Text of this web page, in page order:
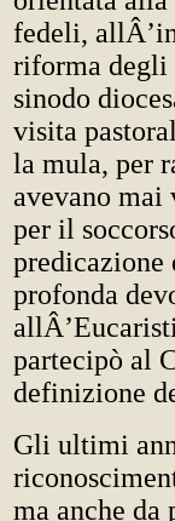
fedeli,
riforma degli
sinodo
visita
la mula, per
avevano mai
per il
profonda
partecipò al
definizione
Gli ultimi
ma anche da